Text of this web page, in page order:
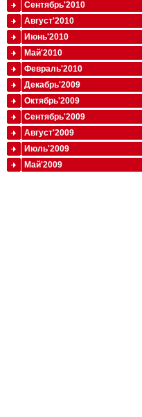
Сентябрь'2010
Август'2010
Июнь'2010
Май'2010
Февраль'2010
Декабрь'2009
Октябрь'2009
Сентябрь'2009
Август'2009
Июль'2009
Май'2009